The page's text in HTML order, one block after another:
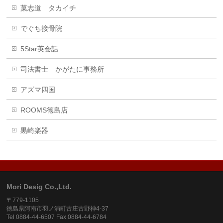
菓志道 タカイチ
でぐち接骨院
5Star英会話
司法書士 かがたに事務所
アズマ四国
ROOMS徳島店
黒崎楽器
Mori Desig Co.,Ltd.
〒779-1105
徳島県阿南市羽ノ浦町古庄古野神4-37
Tel 0884-44-6507 Fax 0884-44-6784